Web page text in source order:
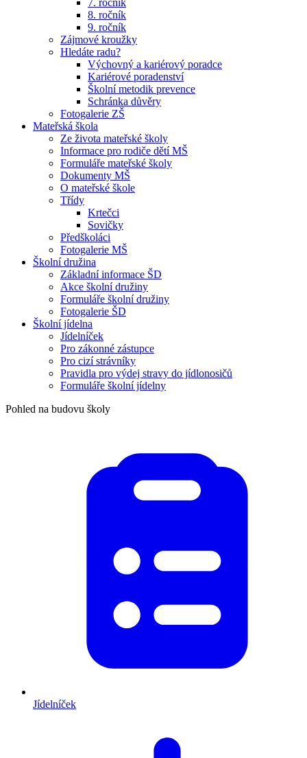
7. ročník
8. ročník
9. ročník
Zájmové kroužky
Hledáte radu?
Výchovný a kariérový poradce
Kariérové poradenství
Školní metodik prevence
Schránka důvěry
Fotogalerie ZŠ
Mateřská škola
Ze života mateřské školy
Informace pro rodiče dětí MŠ
Formuláře mateřské školy
Dokumenty MŠ
O mateřské škole
Třídy
Krtečci
Sovičky
Předškoláci
Fotogalerie MŠ
Školní družina
Základní informace ŠD
Akce školní družiny
Formuláře školní družiny
Fotogalerie ŠD
Školní jídelna
Jídelníček
Pro zákonné zástupce
Pro cizí strávníky
Pravidla pro výdej stravy do jídlonosičů
Formuláře školní jídelny
Pohled na budovu školy
Jídelníček